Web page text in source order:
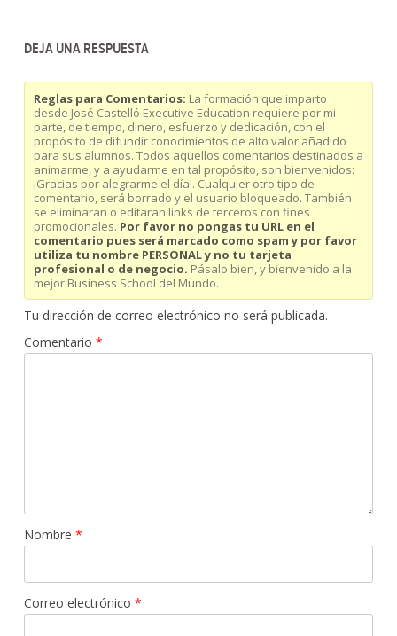
DEJA UNA RESPUESTA
Reglas para Comentarios: La formación que imparto
desde José Castelló Executive Education requiere por mi
parte, de tiempo, dinero, esfuerzo y dedicación, con el
propósito de difundir conocimientos de alto valor añadido
para sus alumnos. Todos aquellos comentarios destinados a
animarme, y a ayudarme en tal propósito, son bienvenidos:
¡Gracias por alegrarme el día!. Cualquier otro tipo de
comentario, será borrado y el usuario bloqueado. También
se eliminaran o editaran links de terceros con fines
promocionales. Por favor no pongas tu URL en el
comentario pues será marcado como spam y por favor
utiliza tu nombre PERSONAL y no tu tarjeta
profesional o de negocio. Pásalo bien, y bienvenido a la
mejor Business School del Mundo.
Tu dirección de correo electrónico no será publicada.
Comentario *
Nombre *
Correo electrónico *